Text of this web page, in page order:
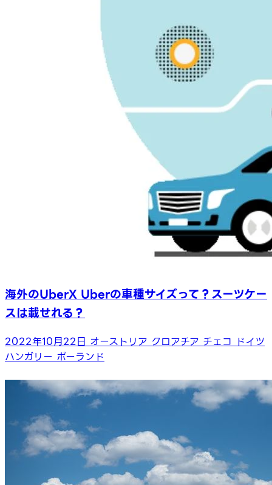
海外のUberX Uberの車種サイズって？スーツケー
スは載せれる？
2022年10月22日 オーストリア クロアチア チェコ ドイツ
ハンガリー ポーランド